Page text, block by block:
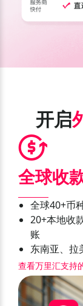
开启
全球收
全球40+币
20+本地收
账
东南亚、拉
查看万里汇支持